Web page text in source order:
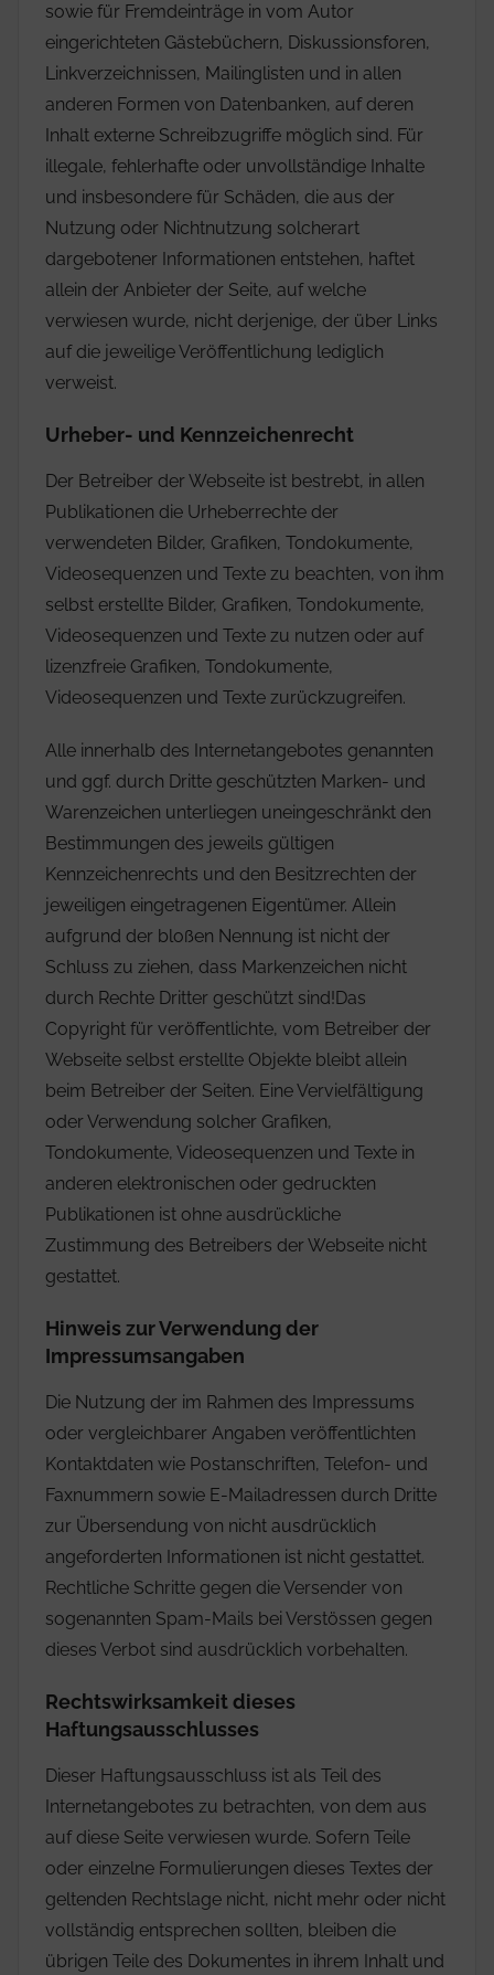
sowie für Fremdeinträge in vom Autor
eingerichteten Gästebüchern, Diskussionsforen,
Linkverzeichnissen, Mailinglisten und in allen
anderen Formen von Datenbanken, auf deren
Inhalt externe Schreibzugriffe möglich sind. Für
illegale, fehlerhafte oder unvollständige Inhalte
und insbesondere für Schäden, die aus der
Nutzung oder Nichtnutzung solcherart
dargebotener Informationen entstehen, haftet
allein der Anbieter der Seite, auf welche
verwiesen wurde, nicht derjenige, der über Links
auf die jeweilige Veröffentlichung lediglich
verweist.
Urheber- und Kennzeichenrecht
Der Betreiber der Webseite ist bestrebt, in allen
Publikationen die Urheberrechte der
verwendeten Bilder, Grafiken, Tondokumente,
Videosequenzen und Texte zu beachten, von ihm
selbst erstellte Bilder, Grafiken, Tondokumente,
Videosequenzen und Texte zu nutzen oder auf
lizenzfreie Grafiken, Tondokumente,
Videosequenzen und Texte zurückzugreifen.
Alle innerhalb des Internetangebotes genannten
und ggf. durch Dritte geschützten Marken- und
Warenzeichen unterliegen uneingeschränkt den
Bestimmungen des jeweils gültigen
Kennzeichenrechts und den Besitzrechten der
jeweiligen eingetragenen Eigentümer. Allein
aufgrund der bloßen Nennung ist nicht der
Schluss zu ziehen, dass Markenzeichen nicht
durch Rechte Dritter geschützt sind!Das
Copyright für veröffentlichte, vom Betreiber der
Webseite selbst erstellte Objekte bleibt allein
beim Betreiber der Seiten. Eine Vervielfältigung
oder Verwendung solcher Grafiken,
Tondokumente, Videosequenzen und Texte in
anderen elektronischen oder gedruckten
Publikationen ist ohne ausdrückliche
Zustimmung des Betreibers der Webseite nicht
gestattet.
Hinweis zur Verwendung der
Impressumsangaben
Die Nutzung der im Rahmen des Impressums
oder vergleichbarer Angaben veröffentlichten
Kontaktdaten wie Postanschriften, Telefon- und
Faxnummern sowie E-Mailadressen durch Dritte
zur Übersendung von nicht ausdrücklich
angeforderten Informationen ist nicht gestattet.
Rechtliche Schritte gegen die Versender von
sogenannten Spam-Mails bei Verstössen gegen
dieses Verbot sind ausdrücklich vorbehalten.
Rechtswirksamkeit dieses
Haftungsausschlusses
Dieser Haftungsausschluss ist als Teil des
Internetangebotes zu betrachten, von dem aus
auf diese Seite verwiesen wurde. Sofern Teile
oder einzelne Formulierungen dieses Textes der
geltenden Rechtslage nicht, nicht mehr oder nicht
vollständig entsprechen sollten, bleiben die
übrigen Teile des Dokumentes in ihrem Inhalt und